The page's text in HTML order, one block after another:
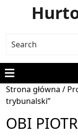
Strona główna /
trybunalski”
OBI